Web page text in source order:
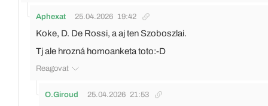
Aphexat 25.04.2026 19:42
Koke, D. De Rossi, a aj ten Szoboszlai.
Tj ale hrozná homoanketa toto:-D
Reagovat
O.Giroud 25.04.2026 21:53